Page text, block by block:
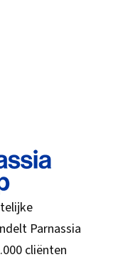
Parnassia
cliënten